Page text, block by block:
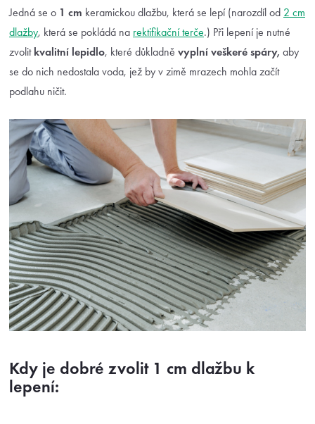
Jedná se o 1 cm keramickou dlažbu, která se lepí (narozdíl od 2 cm
dlažby, která se pokládá na rektifikační terče.) Při lepení je nutné
zvolit kvalitní lepidlo, které důkladně vyplní veškeré spáry, aby
se do nich nedostala voda, jež by v zimě mrazech mohla začít
podlahu ničit.
Kdy je dobré zvolit 1 cm dlažbu k
lepení: